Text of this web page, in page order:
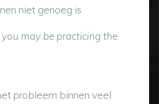
niet genoeg is
you may be practicing the
probleem binnen veel